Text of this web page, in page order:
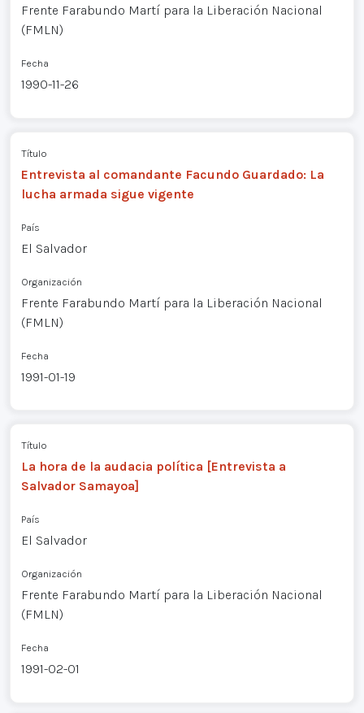
Frente Farabundo Martí para la Liberación Nacional
(FMLN)
Fecha
1990-11-26
Título
Entrevista al comandante Facundo Guardado: La
lucha armada sigue vigente
País
El Salvador
Organización
Frente Farabundo Martí para la Liberación Nacional
(FMLN)
Fecha
1991-01-19
Título
La hora de la audacia política [Entrevista a
Salvador Samayoa]
País
El Salvador
Organización
Frente Farabundo Martí para la Liberación Nacional
(FMLN)
Fecha
1991-02-01